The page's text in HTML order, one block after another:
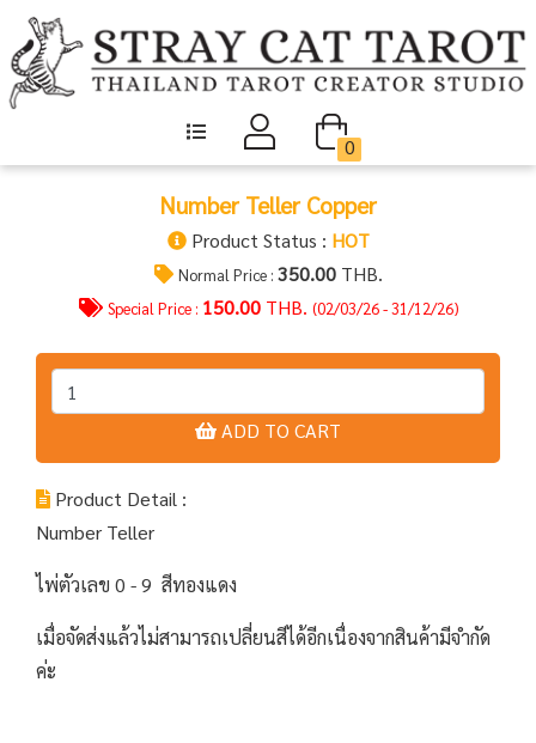
0
Number Teller Copper
Product Status : HOT
Normal Price : 350.00 THB.
Special Price : 150.00THB. (02/03/26 - 31/12/26)
ADD TO CART
Product Detail :
Number Teller
ไพ่ตัวเลข 0 - 9 สีทองแดง
เมื่อจัดส่งแล้วไม่สามารถเปลี่ยนสีได้อีกเนื่องจากสินค้ามีจำกัด
ค่ะ